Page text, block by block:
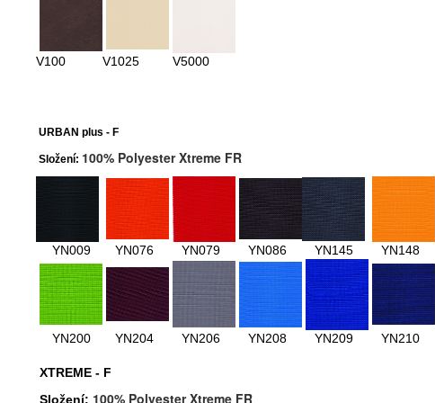
V100 V1025 V5000
URBAN plus - F
Složení: 100% Polyester Xtreme FR
YN009 YN076 YN079 YN086 YN145 YN148
YN200 YN204 YN206 YN208 YN209 YN210
XTREME - F
Složení: 100% Polyester Xtreme FR